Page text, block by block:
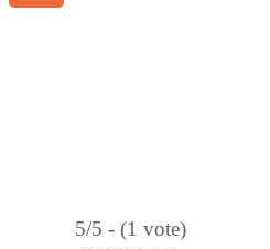
5/5 - (1 vote)